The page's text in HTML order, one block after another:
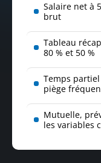
Salaire net à
brut
Tableau
80 % et 50 %
Temps
piège
Mutuelle,
les variables